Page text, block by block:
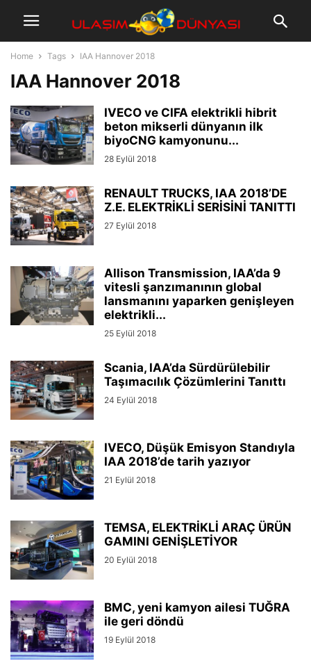
Home Tags IAA Hannover 2018
IAA Hannover 2018
IVECO ve CIFA elektrikli hibrit
beton mikserli dünyanın ilk
biyoCNG kamyonunu...
28 Eylül 2018
RENAULT TRUCKS, IAA 2018’DE
Z.E. ELEKTRİKLİ SERİSİNİ TANITTI
27 Eylül 2018
Allison Transmission, IAA’da 9
vitesli şanzımanının global
lansmanını yaparken genişleyen
elektrikli...
25 Eylül 2018
Scania, IAA’da Sürdürülebilir
Taşımacılık Çözümlerini Tanıttı
24 Eylül 2018
IVECO, Düşük Emisyon Standıyla
IAA 2018’de tarih yazıyor
21 Eylül 2018
TEMSA, ELEKTRİKLİ ARAÇ ÜRÜN
GAMINI GENİŞLETİYOR
20 Eylül 2018
BMC, yeni kamyon ailesi TUĞRA
ile geri döndü
19 Eylül 2018